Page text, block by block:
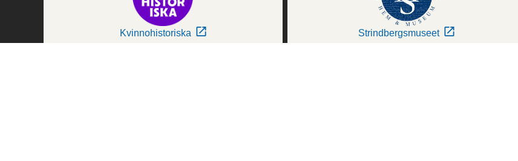
Kvinnohistoriska Strindbergsmuseet